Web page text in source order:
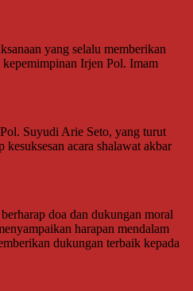
yang selalu memberikan
Irjen Pol. Imam
Suyudi Arie Seto, yang turut
acara shalawat akbar
doa dan dukungan moral
harapan mendalam
dukungan terbaik kepada